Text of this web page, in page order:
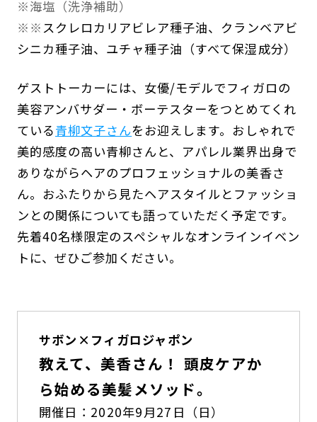
※海塩（洗浄補助）
※※ スクレロカリアビレア種子油、クランベアビ
シニカ種子油、ユチャ種子油（すべて保湿成分）
ゲストトーカーには、女優/モデルでフィガロの
美容アンバサダー・ボーテスターをつとめてくれ
ている青柳文子さんをお迎えします。おしゃれで
美的感度の高い青柳さんと、アパレル業界出身で
ありながらヘアのプロフェッショナルの美香さ
ん。おふたりから見たヘアスタイルとファッショ
ンとの関係についても語っていただく予定です。
先着40名様限定のスペシャルなオンラインイベン
トに、ぜひご参加ください。
サボン×フィガロジャポン
教えて、美香さん！ 頭皮ケアか
ら始める美髪メソッド。
開催日：2020年9月27日（日）